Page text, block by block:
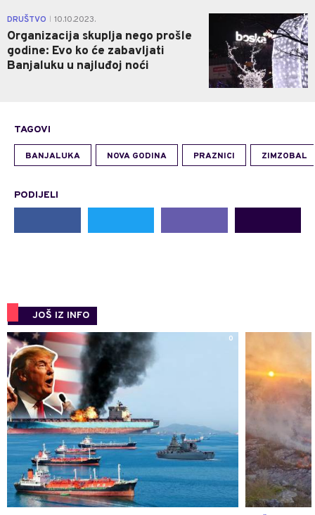
DRUŠTVO 10.10.2023.
Organizacija skuplja nego prošle
godine: Evo ko će zabavljati
Banjaluku u najluđoj noći
1
TAGOVI
BANJALUKA NOVA GODINA PRAZNICI ZIMZOBAL
PODIJELI
JOŠ IZ INFO
0